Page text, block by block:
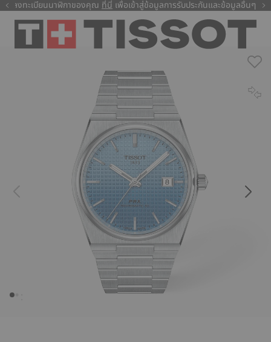
ลงทะเบียนนาฬิกาของคุณ ที่นี่ เพื่อเข้าสู่ข้อมูลการรับประกันและข้อมูลอื่นๆ
ที่นี่